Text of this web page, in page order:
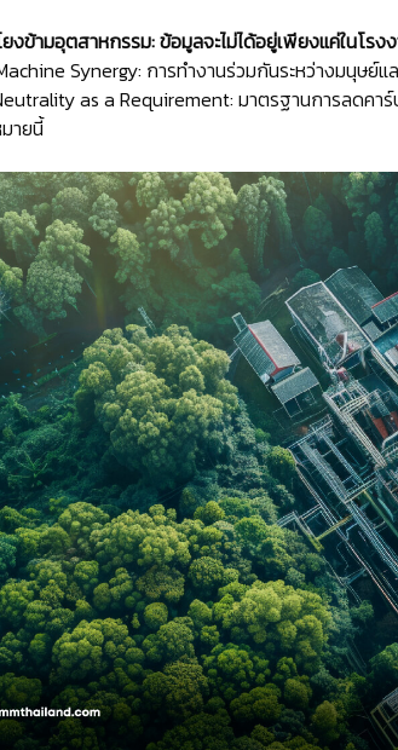
ยงข้ามอุตสาหกรรม: ข้อมูลจะไม่ได้อยู่เพียงแค่ในโ
Synergy: การทำงานร่วมกันระหว่างมนุษย์
as a Requirement: มาตรฐานการลดคา
ายนี้